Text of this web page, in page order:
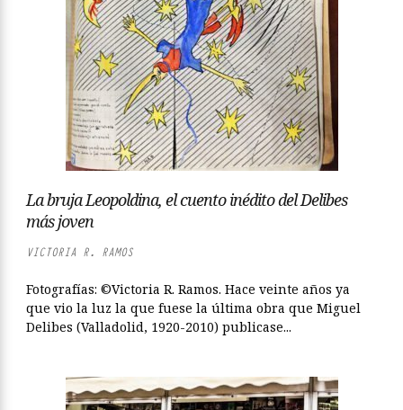
La bruja Leopoldina, el cuento inédito del Delibes
más joven
VICTORIA R. RAMOS
Fotografías: ©Victoria R. Ramos. Hace veinte años ya
que vio la luz la que fuese la última obra que Miguel
Delibes (Valladolid, 1920-2010) publicase...